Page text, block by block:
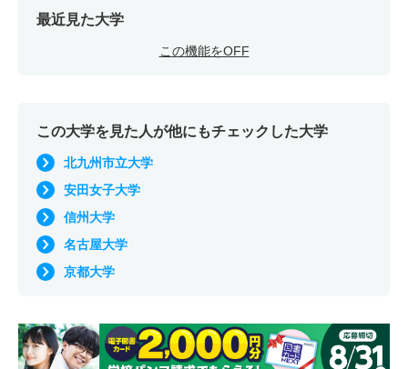
最近見た大学
この機能をOFF
この大学を見た人が他にもチェックした大学
北九州市立大学
安田女子大学
信州大学
名古屋大学
京都大学